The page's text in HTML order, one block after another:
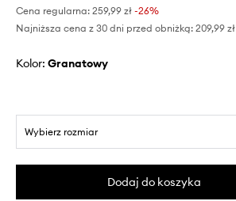
Cena regularna: 259,99 zł -26%
Najniższa cena z 30 dni przed obniżką: 209,99 zł
Kolor: granatowy
Wybierz rozmiar
Dodaj do koszyka